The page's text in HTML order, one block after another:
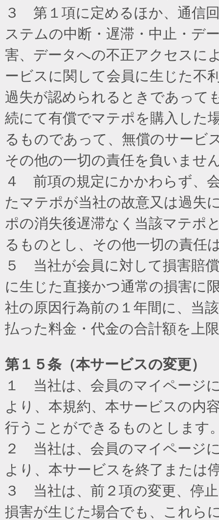
３ 第１項に定めるほか、通信
ステムの中断・遅滞・中止・デ
害、データへの不正アクセスに
ービスに関して会員に生じた不
過失が認められるときであって
続にて有償でマテポを購入した
るものであって、無償のサービ
その他の一切の責任を負いませ
４ 前項の規定にかかわらず、
たマテポが当社の故意又は過失
ポの消失後遅滞なく当該マテポ
るものとし、その他一切の責任
５ 当社が会員に対して損害賠
に生じた直接かつ通常の損害に
社の原因行為前の１年間に、当
払った料金・代金の合計額を上
第１５条（本サービスの変更）
１ 当社は、会員のマイページ
より、本規約、本サービスの内
行うことができるものとします
２ 当社は、会員のマイページ
より、本サービスを終了または
３ 当社は、前２項の変更、停
損害が生じた場合でも、これら